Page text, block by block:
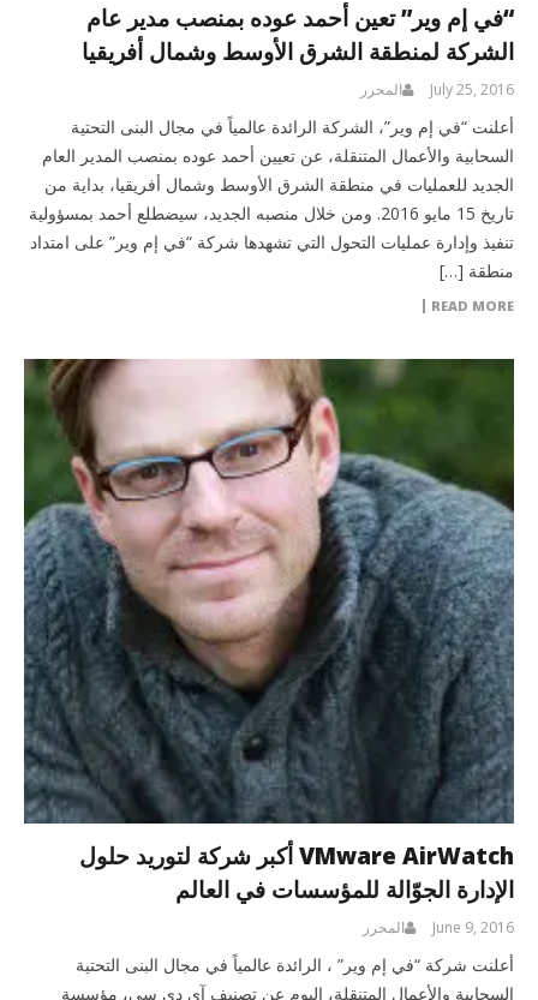
“في إم وير” تعين أحمد عوده بمنصب مدير عام
الشركة لمنطقة الشرق الأوسط وشمال أفريقيا
July 25, 2016 المحرر
أعلنت “في إم وير”، الشركة الرائدة عالمياً في مجال البنى التحتية
السحابية والأعمال المتنقلة، عن تعيين أحمد عوده بمنصب المدير العام
الجديد للعمليات في منطقة الشرق الأوسط وشمال أفريقيا، بداية من
تاريخ 15 مايو 2016. ومن خلال منصبه الجديد، سيضطلع أحمد بمسؤولية
تنفيذ وإدارة عمليات التحول التي تشهدها شركة “في إم وير” على امتداد
منطقة […]
READ MORE
VMware AirWatch أكبر شركة لتوريد حلول
الإدارة الجوّالة للمؤسسات في العالم
June 9, 2016 المحرر
أعلنت شركة “في إم وير” ، الرائدة عالمياً في مجال البنى التحتية
السحابية والأعمال المتنقلة، اليوم عن تصنيف آي دي سي، مؤسسة